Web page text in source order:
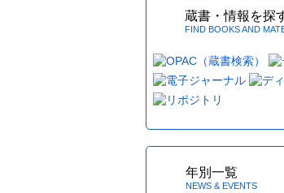
蔵書・情報を探
FIND BOOKS AND
年別一覧
NEWS & EVENTS